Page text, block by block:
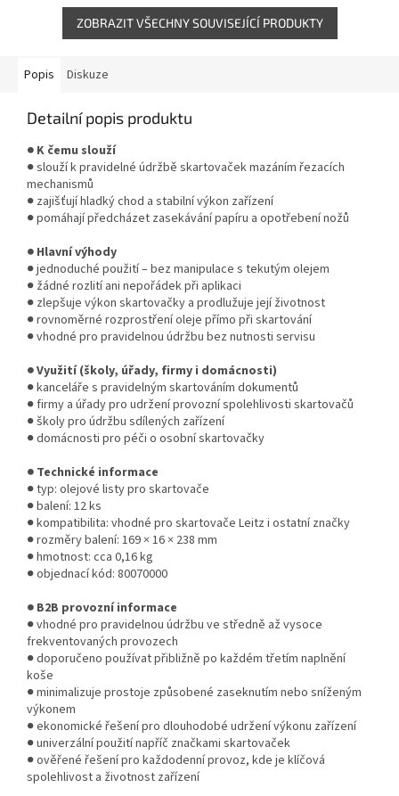
tichý...
ZOBRAZIT VŠECHNY SOUVISEJÍCÍ PRODUKTY
Popis Diskuze
Detailní popis produktu
● K čemu slouží
● slouží k pravidelné údržbě skartovaček mazáním řezacích
mechanismů
● zajišťují hladký chod a stabilní výkon zařízení
● pomáhají předcházet zasekávání papíru a opotřebení nožů
● Hlavní výhody
● jednoduché použití – bez manipulace s tekutým olejem
● žádné rozlití ani nepořádek při aplikaci
● zlepšuje výkon skartovačky a prodlužuje její životnost
● rovnoměrné rozprostření oleje přímo při skartování
● vhodné pro pravidelnou údržbu bez nutnosti servisu
● Využití (školy, úřady, firmy i domácnosti)
● kanceláře s pravidelným skartováním dokumentů
● firmy a úřady pro udržení provozní spolehlivosti skartovačů
● školy pro údržbu sdílených zařízení
● domácnosti pro péči o osobní skartovačky
● Technické informace
● typ: olejové listy pro skartovače
● balení: 12 ks
● kompatibilita: vhodné pro skartovače Leitz i ostatní značky
● rozměry balení: 169 × 16 × 238 mm
● hmotnost: cca 0,16 kg
● objednací kód: 80070000
● B2B provozní informace
● vhodné pro pravidelnou údržbu ve středně až vysoce
frekventovaných provozech
● doporučeno používat přibližně po každém třetím naplnění
koše
● minimalizuje prostoje způsobené zaseknutím nebo sníženým
výkonem
● ekonomické řešení pro dlouhodobé udržení výkonu zařízení
● univerzální použití napříč značkami skartovaček
● ověřené řešení pro každodenní provoz, kde je klíčová
spolehlivost a životnost zařízení